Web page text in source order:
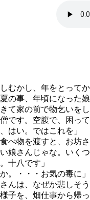
むかし、年をとってか
の事、年頃になった
て家の前で物乞いをし
僧です。空腹で、困っ
、はい。ではこれを」
べ物を渡すと、お坊さ
い娘さんじゃな。いく
十八です」
か。・・・お気の毒に」
んは、なぜか悲しそう
子を、畑仕事から帰っ